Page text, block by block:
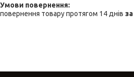
повернення товару протягом 14 днів